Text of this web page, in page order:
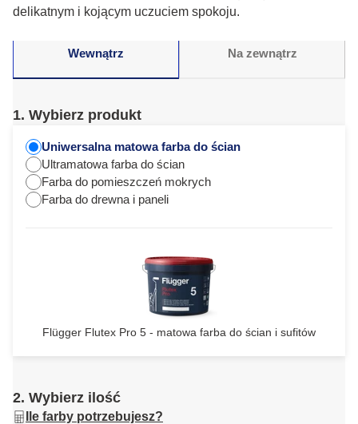
delikatnym i kojącym uczuciem spokoju.
Wewnątrz Na zewnątrz
1. Wybierz produkt
Uniwersalna matowa farba do ścian
Ultramatowa farba do ścian
Farba do pomieszczeń mokrych
Farba do drewna i paneli
Flügger Flutex Pro 5 - matowa farba do ścian i sufitów
2. Wybierz ilość
Ile farby potrzebujesz?